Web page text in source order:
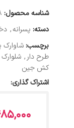
شناسه محصول:
دسته: پسرانه,
برچسب:شاوارک
طرح دار,
کش جین
اشتراک گذاری: